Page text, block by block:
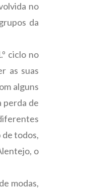
no
da
ciclo no
as suas
alguns
perda de
de todos,
o
modas,